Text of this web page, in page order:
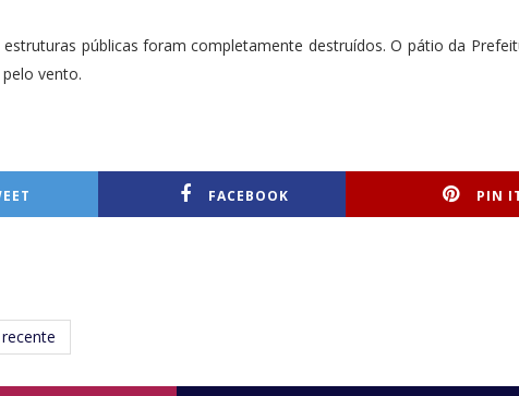
estruturas públicas foram completamente destruídos. O pátio da
vento.
FACEBOOK PIN